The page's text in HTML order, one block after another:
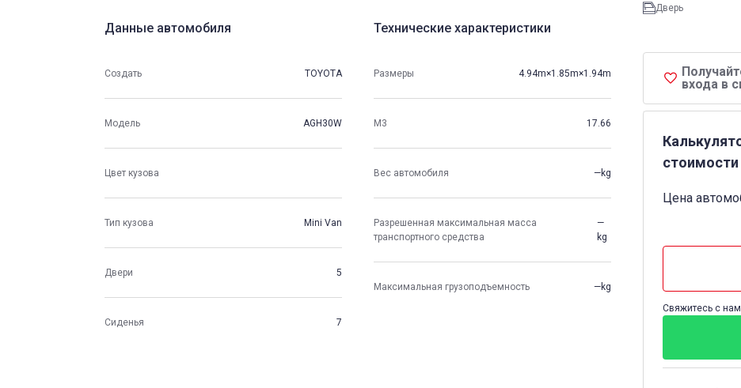
входа в
стоимости
Цена
Свяжитесь с
Дверь
Данные автомобиля
Создать TOYOTA
Модель AGH30W
Цвет кузова
Тип кузова Mini Van
Двери 5
Сиденья 7
Технические характеристики
Размеры 4.94m×1.85m×1.94m
М3 17.66
Вес автомобиля —kg
Разрешенная максимальная масса
транспортного средства
—
kg
Максимальная грузоподъемность —kg